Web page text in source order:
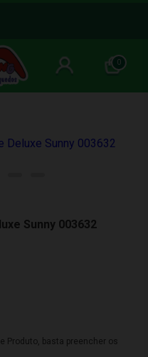
0
Sunny 003632
Produto, basta preencher os